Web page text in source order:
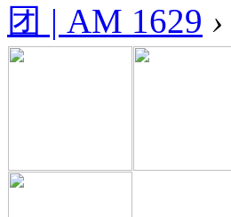
团 | AM 1629 ›